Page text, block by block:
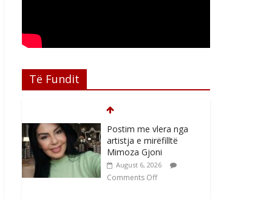
Të Fundit
Postim me vlera nga
artistja e mirëfilltë
Mimoza Gjoni
August 6, 2026
Comments Off